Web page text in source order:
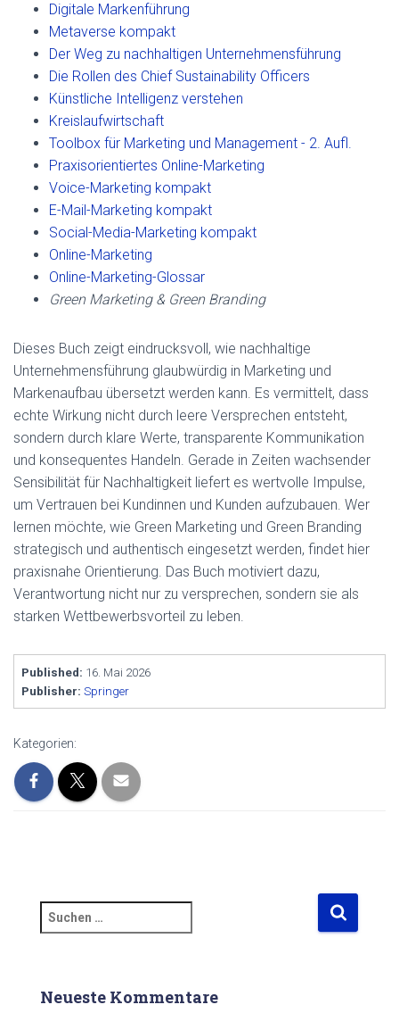
Digitale Markenführung
Metaverse kompakt
Der Weg zu nachhaltigen Unternehmensführung
Die Rollen des Chief Sustainability Officers
Künstliche Intelligenz verstehen
Kreislaufwirtschaft
Toolbox für Marketing und Management - 2. Aufl.
Praxisorientiertes Online-Marketing
Voice-Marketing kompakt
E-Mail-Marketing kompakt
Social-Media-Marketing kompakt
Online-Marketing
Online-Marketing-Glossar
Green Marketing & Green Branding
Dieses Buch zeigt eindrucksvoll, wie nachhaltige
Unternehmensführung glaubwürdig in Marketing und
Markenaufbau übersetzt werden kann. Es vermittelt, dass
echte Wirkung nicht durch leere Versprechen entsteht,
sondern durch klare Werte, transparente Kommunikation
und konsequentes Handeln. Gerade in Zeiten wachsender
Sensibilität für Nachhaltigkeit liefert es wertvolle Impulse,
um Vertrauen bei Kundinnen und Kunden aufzubauen. Wer
lernen möchte, wie Green Marketing und Green Branding
strategisch und authentisch eingesetzt werden, findet hier
praxisnahe Orientierung. Das Buch motiviert dazu,
Verantwortung nicht nur zu versprechen, sondern sie als
starken Wettbewerbsvorteil zu leben.
Published: 16. Mai 2026
Publisher: Springer
Kategorien:
u
e
Neueste Kommentare